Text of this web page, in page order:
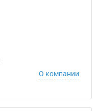
О компании